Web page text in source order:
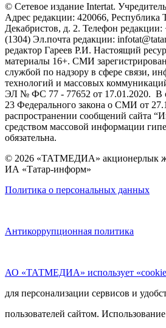
© Сетевое издание Intertat.
Адрес редакции: 420066, Республика
Декабристов, д. 2. Телефон редакции:
(1304) Эл.почта редакции:
редактор Гареев Р.И. Настоящий
материалы 16+. СМИ
службой по надзору в сфере связи,
технологий и массовых
ЭЛ № ФС 77 - 77652 от 17.01.2020. В
23 Федерального закона о СМИ от
распространении сообщений сайта
средством массовой информации
обязательна.
© 2026 «ТАТМЕДИА» акционерлык
ИА «Татар-информ»
Политика о персональных данных
Антикоррупционная политика
АО «ТАТМЕДИА» использует
для персонализации сервисов и
пользователей сайтом.